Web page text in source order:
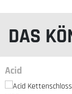
DAS
Acid